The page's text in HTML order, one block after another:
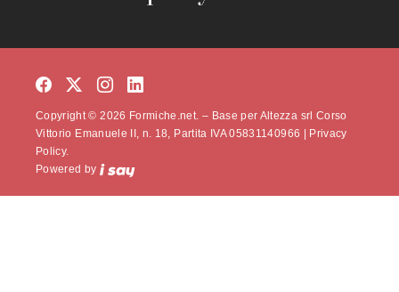
Copyright © 2026 Formiche.net. – Base per Altezza srl Corso
Vittorio Emanuele II, n. 18, Partita IVA 05831140966 |
Privacy
Policy.
Powered by